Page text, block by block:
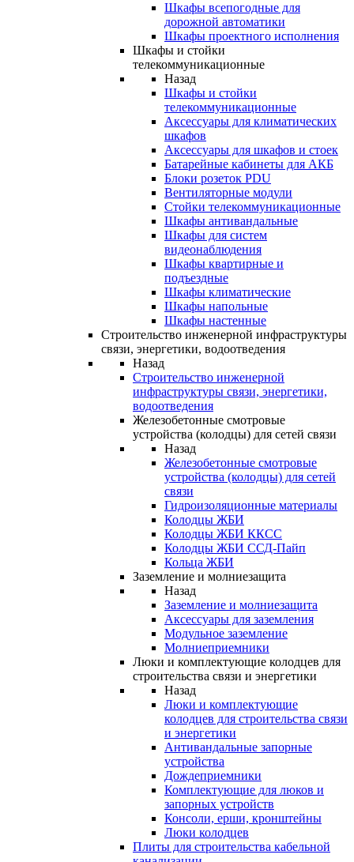
Шкафы всепогодные для
дорожной автоматики
Шкафы проектного исполнения
Шкафы и стойки
телекоммуникационные
Назад
Шкафы и стойки
телекоммуникационные
Аксессуары для климатических
шкафов
Аксессуары для шкафов и стоек
Батарейные кабинеты для АКБ
Блоки розеток PDU
Вентиляторные модули
Стойки телекоммуникационные
Шкафы антивандальные
Шкафы для систем
видеонаблюдения
Шкафы квартирные и
подъездные
Шкафы климатические
Шкафы напольные
Шкафы настенные
Строительство инженерной инфраструктуры
связи, энергетики, водоотведения
Назад
Строительство инженерной
инфраструктуры связи, энергетики,
водоотведения
Железобетонные смотровые
устройства (колодцы) для сетей связи
Назад
Железобетонные смотровые
устройства (колодцы) для сетей
связи
Гидроизоляционные материалы
Колодцы ЖБИ
Колодцы ЖБИ ККСС
Колодцы ЖБИ ССД-Пайп
Кольца ЖБИ
Заземление и молниезащита
Назад
Заземление и молниезащита
Аксессуары для заземления
Модульное заземление
Молниеприемники
Люки и комплектующие колодцев для
строительства связи и энергетики
Назад
Люки и комплектующие
колодцев для строительства связи
и энергетики
Антивандальные запорные
устройства
Дождеприемники
Комплектующие для люков и
запорных устройств
Консоли, ерши, кронштейны
Люки колодцев
Плиты для строительства кабельной